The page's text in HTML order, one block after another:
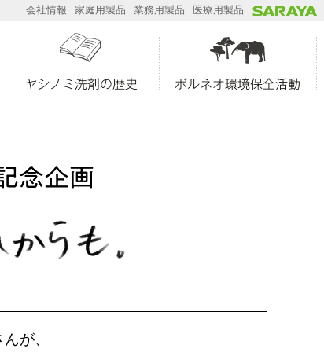
医療用製品
業務用製品
家庭用製品
会社情報
ヤシノミ洗剤の歴史 ボルネオ環境保全活動
が、